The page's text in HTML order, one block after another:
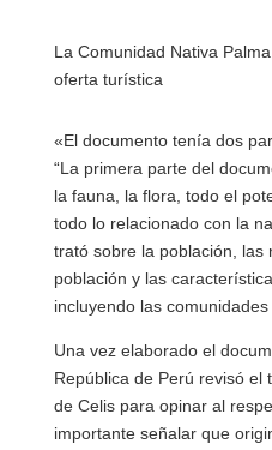
La Comunidad Nativa
oferta turística
«El documento tenía dos
“La primera parte del
la fauna, la flora, todo el
todo lo relacionado con la
trató sobre la población, las
población y las
incluyendo las comunidades
Una vez elaborado el
República de Perú revisó el
de Celis para opinar al
importante señalar que